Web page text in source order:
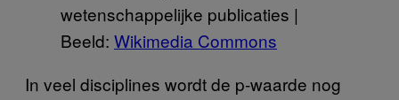
wetenschappelijke publicaties |
Beeld: Wikimedia Commons
In veel disciplines wordt de p-waarde nog